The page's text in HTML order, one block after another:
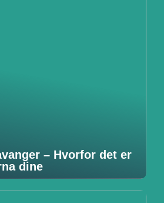
– Hvorfor det er
dine